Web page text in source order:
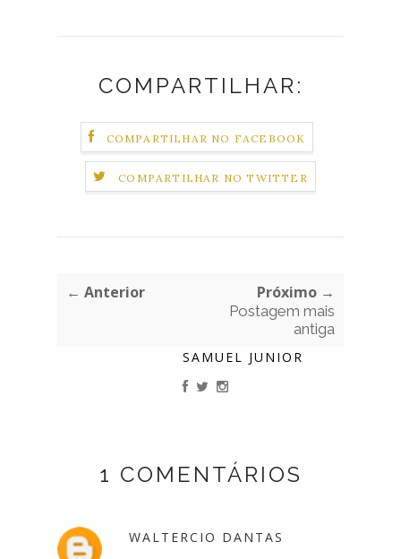
COMPARTILHAR:
COMPARTILHAR NO FACEBOOK
COMPARTILHAR NO TWITTER
← Anterior Próximo →
Postagem mais
antiga
SAMUEL JUNIOR
1 COMENTÁRIOS
WALTERCIO DANTAS